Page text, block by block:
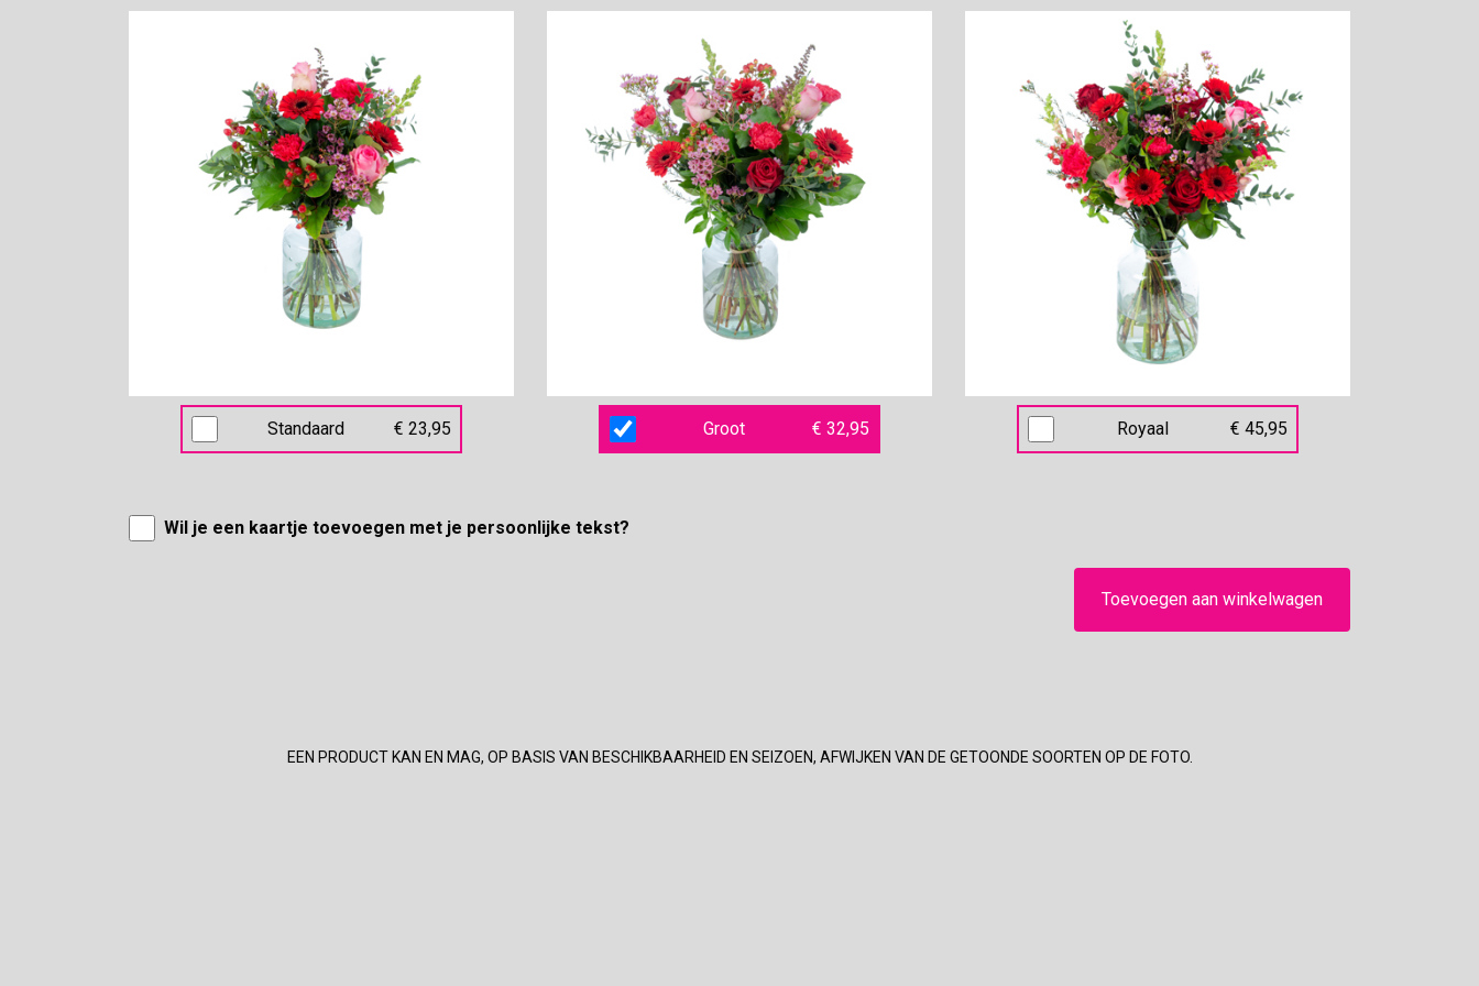
Standaard € 23,95 Groot € 32,95 Royaal € 45,95
Wil je een kaartje toevoegen met je persoonlijke tekst?
Toevoegen aan winkelwagen
EEN PRODUCT KAN EN MAG, OP BASIS VAN BESCHIKBAARHEID EN SEIZOEN, AFWIJKEN VAN DE GETOONDE SOORTEN OP DE FOTO.